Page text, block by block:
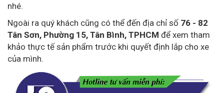
nhé.
Ngoài ra quý khách cũng có thể đến địa chỉ số 76 - 82
Tân Sơn, Phường 15, Tân Bình, TPHCM để xem tham
khảo thực tế sản phẩm trước khi quyết định lắp cho xe
của mình.